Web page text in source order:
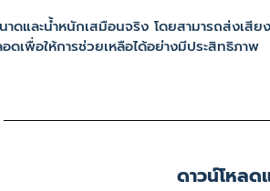
ละน้ำหนักเสมือนจริง โดยสามารถส่งเสีย
ดเพื่อให้การช่วยเหลือได้อย่างมีประสิทธิภาพ
ดาวน์โหล